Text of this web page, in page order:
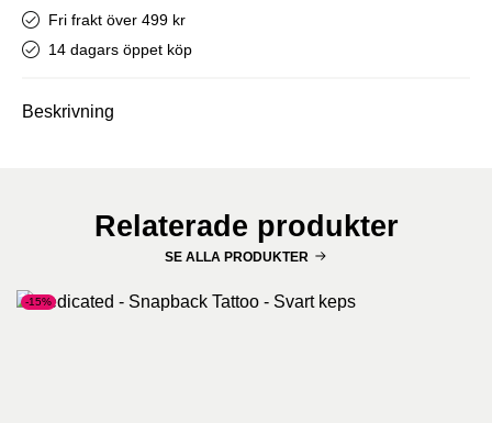
Fri frakt över 499 kr
14 dagars öppet köp
Beskrivning
Relaterade produkter
SE ALLA PRODUKTER
-15%